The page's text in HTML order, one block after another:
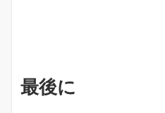
最後に